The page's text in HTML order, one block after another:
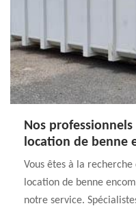
Nos
location de benne
Vous êtes à la
location de benne
notre service.